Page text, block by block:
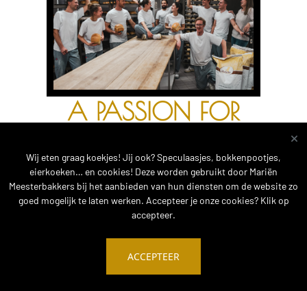
A PASSION FOR
Ons verhaal bij Mariën Meesterbakkers begint met een passie
voor brood.
De bakkerij is opgericht in 1958 en door de jaren heen een
taarten en gebak vinden elke dag hun weg van Balen naar onze
klanten.
Mariën Meesterbakkers is vooral gekend als familiebedrijf:
Wij eten graag koekjes! Jij ook? Speculaasjes, bokkenpootjes,
eierkoeken… en cookies! Deze worden gebruikt door Mariën
Meesterbakkers bij het aanbieden van hun diensten om de website zo
goed mogelijk te laten werken. Accepteer je onze cookies? Klik op
accepteer.
ACCEPTEER